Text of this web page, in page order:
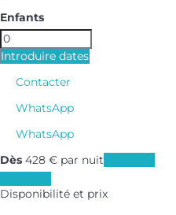
Enfants
Introduire dates
Contacter
WhatsApp
WhatsApp
Dès 428 € par nuit
Disponibilité et prix